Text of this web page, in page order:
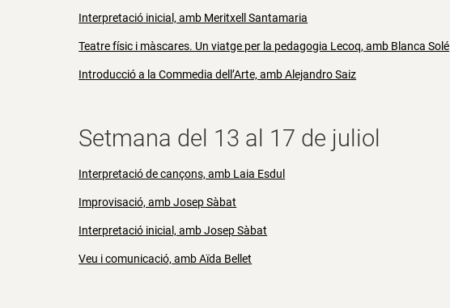
Interpretació inicial, amb Meritxell Santamaria
Teatre físic i màscares. Un viatge per la pedagogia Lecoq, amb Blanca Solé
Introducció a la Commedia dell’Arte, amb Alejandro Saiz
Setmana del 13 al 17 de juliol
Interpretació de cançons, amb Laia Esdul
Improvisació, amb Josep Sàbat
Interpretació inicial, amb Josep Sàbat
Veu i comunicació, amb Aïda Bellet